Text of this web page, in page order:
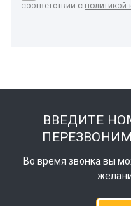
соответствии с политикой
ВВЕДИТЕ
Во время звонка вы